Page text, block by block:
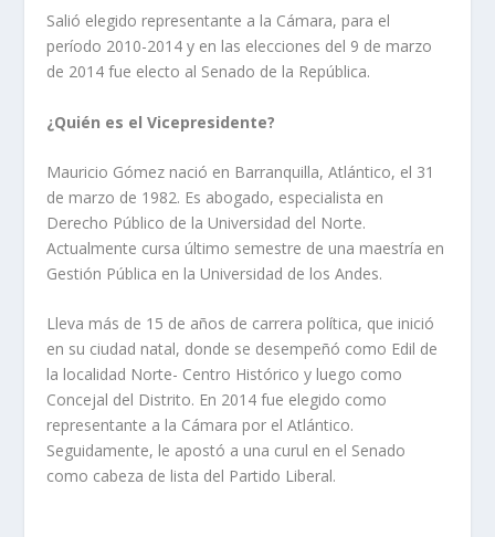
Salió elegido representante a la Cámara, para el
período 2010-2014 y en las elecciones del 9 de marzo
de 2014 fue electo al Senado de la República.
¿Quién es el Vicepresidente?
Mauricio Gómez nació en Barranquilla, Atlántico, el 31
de marzo de 1982. Es abogado, especialista en
Derecho Público de la Universidad del Norte.
Actualmente cursa último semestre de una maestría en
Gestión Pública en la Universidad de los Andes.
Lleva más de 15 de años de carrera política, que inició
en su ciudad natal, donde se desempeñó como Edil de
la localidad Norte- Centro Histórico y luego como
Concejal del Distrito. En 2014 fue elegido como
representante a la Cámara por el Atlántico.
Seguidamente, le apostó a una curul en el Senado
como cabeza de lista del Partido Liberal.